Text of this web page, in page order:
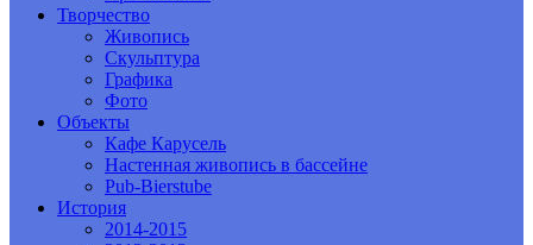
Творчество
Живопись
Скульптура
Графика
Фото
Объекты
Кафе Карусель
Настенная живопись в бассейне
Pub-Bierstube
История
2014-2015